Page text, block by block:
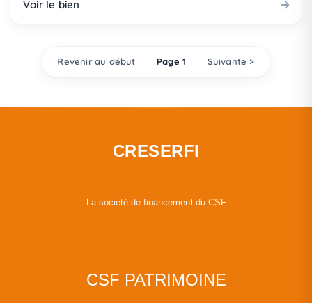
Voir le bien
Revenir au début Page 1 Suivante >
CRESERFI
La société de financement du CSF
CSF PATRIMOINE